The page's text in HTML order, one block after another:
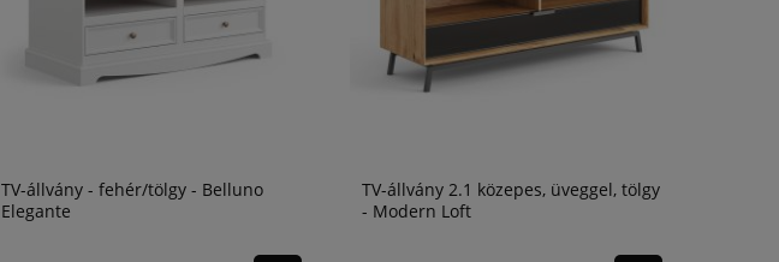
TV-állvány - fehér/tölgy - Belluno
Elegante
TV-állvány 2.1 közepes, üveggel, tölgy
- Modern Loft